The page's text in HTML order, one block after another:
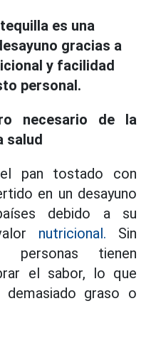
es una
gracias a
y facilidad
personal.
necesario de la
salud
pan tostado con
en un desayuno
debido a su
nutricional. Sin
personas tienen
el sabor, lo que
graso o